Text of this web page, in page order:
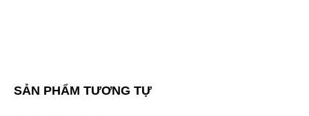
SẢN PHẨM TƯƠNG TỰ